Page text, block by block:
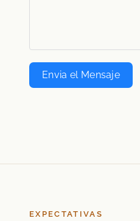
Envia el Mensaje
EXPECTATIVAS